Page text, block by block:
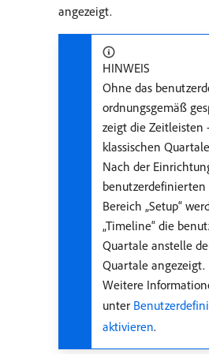
angezeigt.
HINWEIS
Ohne das
ordnungsgemäß
zeigt die Zeitleisten
klassischen
Nach der
Bereich „Setup“
„Timeline“ die
Quartale anstelle
Quartale angezeigt.
Weitere
unter
aktivieren.